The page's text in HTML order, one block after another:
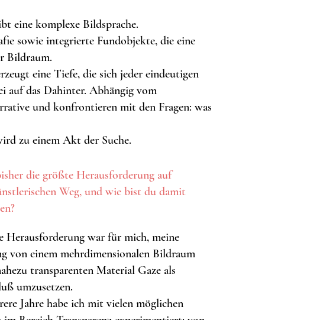
eine komplexe Bildsprache.
sowie integrierte Fundobjekte, die eine
Bildraum.
eine Tiefe, die sich jeder eindeutigen
auf das Dahinter. Abhängig vom
und konfrontieren mit den Fragen: was
zu einem Akt der Suche.
die größte Herausforderung auf
Weg, und wie bist du damit
Herausforderung war für mich, meine
von einem mehrdimensionalen Bildraum
transparenten Material Gaze als
umzusetzen.
Jahre habe ich mit vielen möglichen